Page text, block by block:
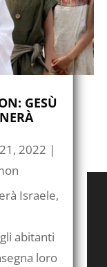
GESÙ
2022 |
Israele,
abitanti
loro